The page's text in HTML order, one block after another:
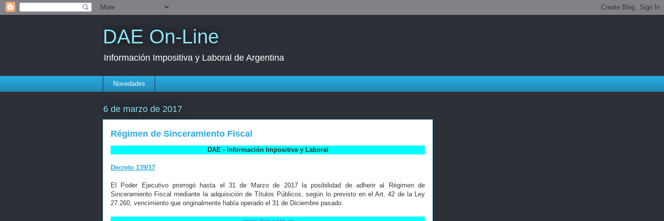
DAE On-Line
Información Impositiva y Laboral de Argentina
Novedades
6 de marzo de 2017
Régimen de Sinceramiento Fiscal
DAE - Información Impositiva y Laboral
Decreto 139/17
El Poder Ejecutivo prorrogó hasta el 31 de Marzo de 2017 la posibilidad de adherir al Régimen de
Sinceramiento Fiscal mediante la adquisición de Títulos Públicos, según lo previsto en el Art. 42 de la Ley
27.260, vencimiento que originalmente había operado el 31 de Diciembre pasado.